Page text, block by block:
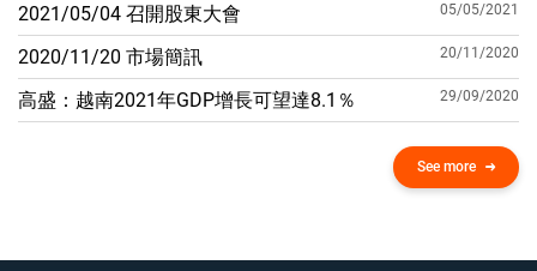
2021/05/04 召開股東大會 05/05/2021
2020/11/20 市場簡訊 20/11/2020
高盛：越南2021年GDP增​​長可望達8.1％ 29/09/2020
See more